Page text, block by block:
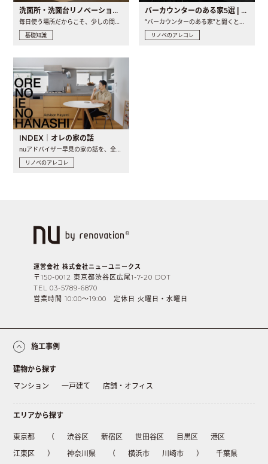
洗面所・洗面台リノベーションの事例と間取りアイデア
毎日使う場所だからこそ、少しの間取りの工夫や素材の選び方で..
基礎知識
バーカウンターのある家5選 | 日常に馴染む“距離の近い”キッチンとは
“バーカウンターのある家”と聞くと、少し特別な、大人のための..
リノベのアレコレ
INDEX｜オレの家の話
nuアドバイザー早見の家の話を、全4話でお届け。リノベーションを..
リノベのアレコレ
運営会社 株式会社ニューユニークス
〒150-0012 東京都渋谷区広尾1-7-20 DOT
TEL 03-5789-6870
営業時間 10:00〜19:00 定休日 火曜日・水曜日
施工事例
建物から探す
マンション
一戸建て 店舗・オフィス
エリアから探す
東京都 （ 渋谷区 新宿区 世田谷区 目黒区
港区
江東区
） 神奈川県 （ 横浜市 川崎市 ）
千葉県